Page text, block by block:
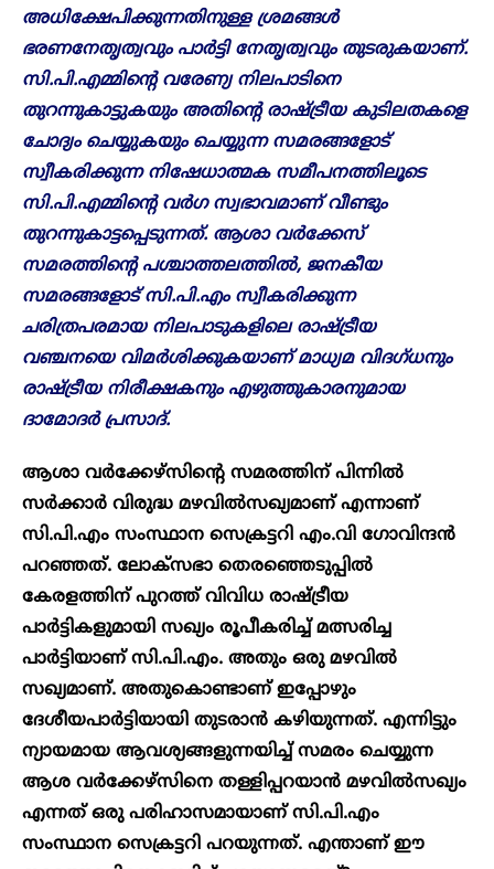
അധിക്ഷേപിക്കുന്നതിനുള്ള ശ്രമങ്ങൾ
ഭരണനേതൃത്വവും പാർട്ടി നേതൃത്വവും തുടരുകയാണ്.
സി.പി.എമ്മിന്റെ വരേണ്യ നിലപാടിനെ
തുറന്നുകാട്ടുകയും അതിന്റെ രാഷ്ട്രീയ കുടിലതകളെ
ചോദ്യം ചെയ്യുകയും ചെയ്യുന്ന സമരങ്ങളോട്
സ്വീകരിക്കുന്ന നിഷേധാത്മക സമീപനത്തിലൂടെ
സി.പി.എമ്മിന്റെ വർ​ഗ സ്വഭാവമാണ് വീണ്ടും
തുറന്നുകാട്ടപ്പെടുന്നത്. ആശാ വർക്കേസ്
സമരത്തിന്റെ പശ്ചാത്തലത്തിൽ, ജനകീയ
സമരങ്ങളോട് സി.പി.എം സ്വീകരിക്കുന്ന
ചരിത്രപരമായ നിലപാടുകളിലെ രാഷ്ട്രീയ
വഞ്ചനയെ വിമർശിക്കുകയാണ് മാധ്യമ വിദഗ്ധനും
രാഷ്ട്രീയ നിരീക്ഷകനും എഴുത്തുകാരനുമായ
ദാമോദർ പ്രസാദ്.
ആശാ വർക്കേഴ്സിന്റെ സമരത്തിന് പിന്നിൽ
സർക്കാർ വിരുദ്ധ മഴവിൽസഖ്യമാണ് എന്നാണ്
സി.പി.എം സംസ്ഥാന സെക്രട്ടറി എം.വി ഗോവിന്ദൻ
പറഞ്ഞത്. ലോക്സഭാ തെരഞ്ഞെടുപ്പിൽ
കേരളത്തിന് പുറത്ത് വിവിധ രാഷ്ട്രീയ
പാർട്ടികളുമായി സഖ്യം രൂപീകരിച്ച് മത്സരിച്ച
പാർട്ടിയാണ് സി.പി.എം. അതും ഒരു മഴവിൽ
സഖ്യമാണ്. അതുകൊണ്ടാണ് ഇപ്പോഴും
ദേശീയപാർട്ടിയായി തുടരാൻ കഴിയുന്നത്. എന്നിട്ടും
ന്യായമായ ആവശ്യങ്ങളുന്നയിച്ച് സമരം ചെയ്യുന്ന
ആശ വർക്കേഴ്സിനെ തള്ളിപ്പറയാൻ മഴവിൽസഖ്യം
എന്നത് ഒരു പരിഹാസമായാണ് സി.പി.എം
സംസ്ഥാന സെക്രട്ടറി പറയുന്നത്. എന്താണ് ഈ